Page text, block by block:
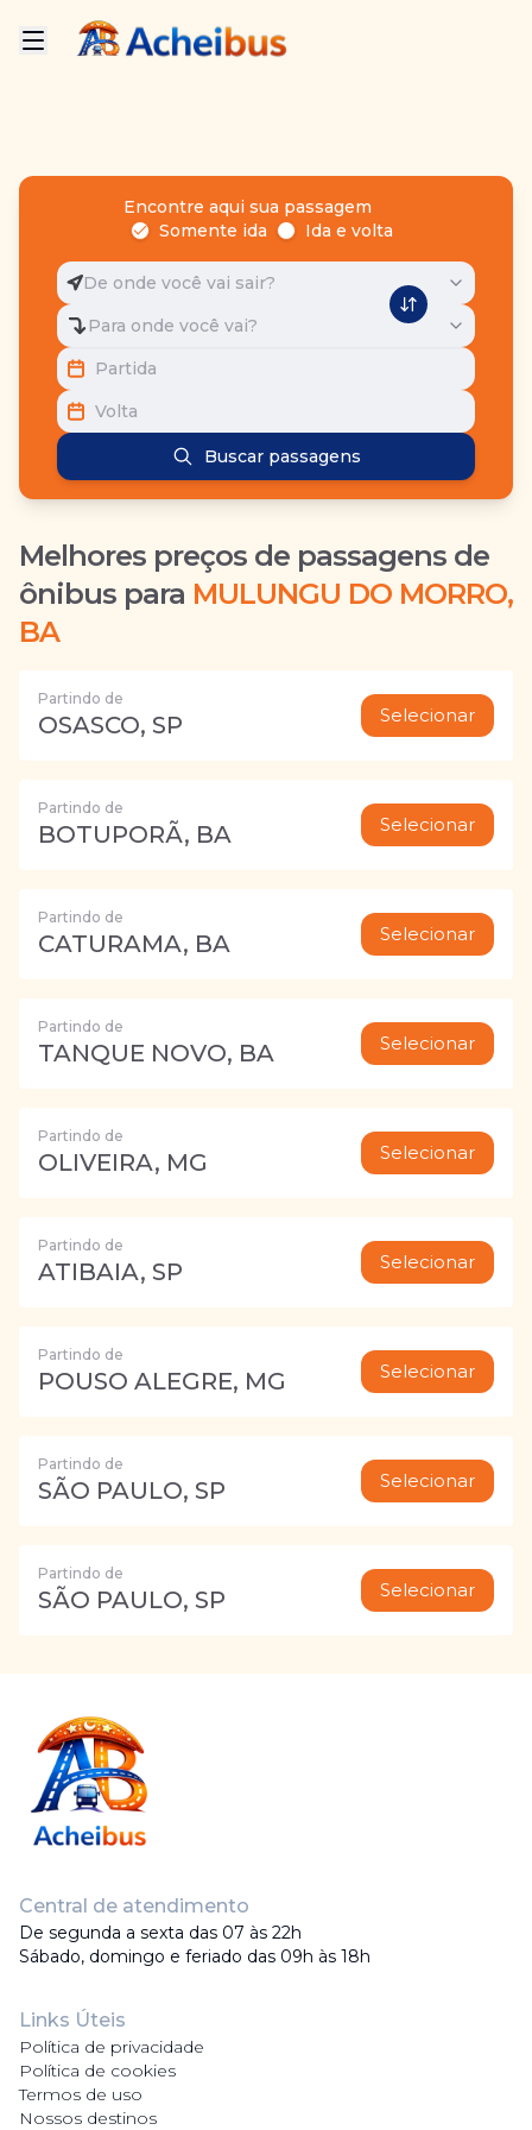
Encontre aqui sua passagem
Somente ida
Ida e volta
De onde você vai sair?
Para onde você vai?
Partida
Volta
Buscar passagens
Melhores preços de passagens de
ônibus para MULUNGU DO MORRO,
BA
Partindo de
OSASCO, SP Selecionar
Partindo de
BOTUPORÃ, BA Selecionar
Partindo de
CATURAMA, BA Selecionar
Partindo de
TANQUE NOVO, BA Selecionar
Partindo de
OLIVEIRA, MG Selecionar
Partindo de
ATIBAIA, SP Selecionar
Partindo de
POUSO ALEGRE, MG Selecionar
Partindo de
SÃO PAULO, SP Selecionar
Partindo de
SÃO PAULO, SP Selecionar
Central de atendimento
De segunda a sexta das 07 às 22h
Sábado, domingo e feriado das 09h às 18h
Links Úteis
Política de privacidade
Política de cookies
Termos de uso
Nossos destinos